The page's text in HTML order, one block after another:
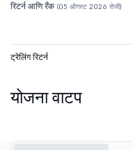
रिटर्न आणि रँक (05 ऑगस्ट 2026 रोजी)
ट्रेलिंग रिटर्न
योजना वाटप